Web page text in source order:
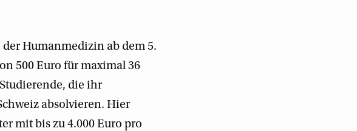
Humanmedizin ab dem 5.
500 Euro für maximal 36
die ihr
absolvieren. Hier
mit bis zu 4.000 Euro pro